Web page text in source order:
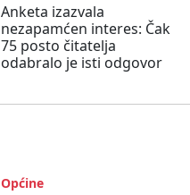
Anketa izazvala
nezapamćen interes: Čak
75 posto čitatelja
odabralo je isti odgovor
Općine